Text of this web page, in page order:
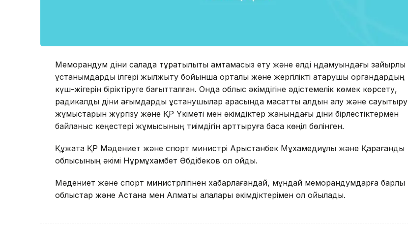
Меморандум діни салада тұрақтылықты қамтамасыз ету және елді ңдамуындағы зайырлы
ұстанымдарды ілгері жылжыту бойынша орталық және жергілікті атқарушы органдардың
күш-жігерін біріктіруге бағытталған. Онда облыс әкімдігіне әдістемелік көмек көрсету,
радикалдық діни ағымдарды ұстанушылар арасында мақсатты алдын алу және сауықтыру
жұмыстарын жүргізу және ҚР Үкіметі мен әкімдіктер жанындағы діни бірлестіктермен
байланыс кеңестері жұмысының тиімдігін арттыруға баса көңіл бөлінген.
Құжатқа ҚР Мәдениет және спорт министрі Арыстанбек Мұхамедиұлы және Қарағанды
облысының әкімі Нұрмұхамбет Әбдібеков қол қойды.
Мәдениет және спорт министрлігінен хабарлағандай, мұндай меморандумдарға барлық
облыстар және Астана мен Алматы қалалары әкімдіктерімен қол қойылады.